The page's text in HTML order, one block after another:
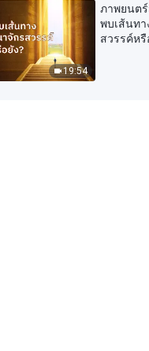
39:46
คำพยานจากป
ตอนที่ 418 บุค
ทำให้ฉันคิดลบอี
19:54
ภาพยนต
พบเส้นท
สวรรค์หรื